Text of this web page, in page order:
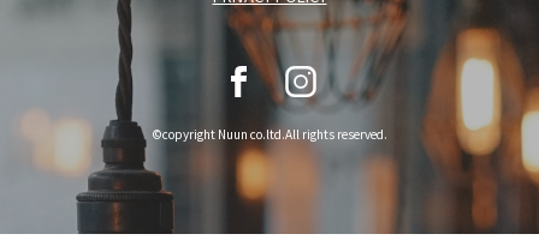
©copyright Nuun co.ltd.All rights reserved.